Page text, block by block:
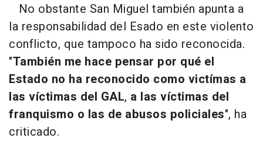
No obstante San Miguel también apunta a
la responsabilidad del Esado en este violento
conflicto, que tampoco ha sido reconocida.
"También me hace pensar por qué el
Estado no ha reconocido como victímas a
las víctimas del GAL, a las víctimas del
franquismo o las de abusos policiales", ha
criticado.